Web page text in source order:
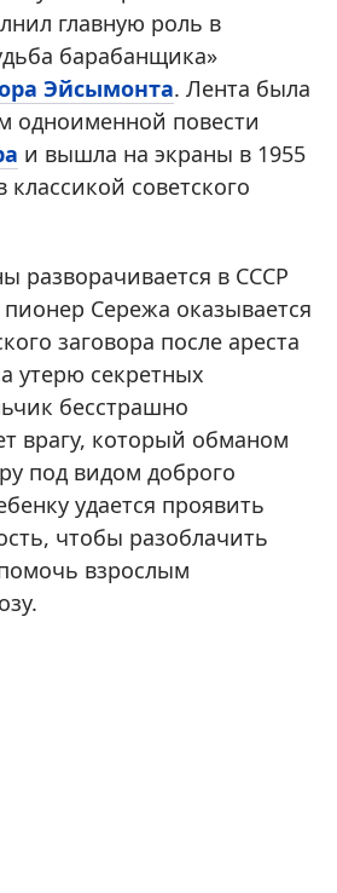
главную роль в
барабанщика»
Эйсымонта. Лента была
одноименной повести
и вышла на экраны в 1955
классикой советского
разворачивается в СССР
пионер Сережа оказывается
заговора после ареста
утерю секретных
бесстрашно
врагу, который обманом
под видом доброго
удается проявить
чтобы разоблачить
взрослым